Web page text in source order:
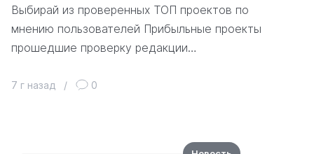
Выбирай из проверенных ТОП проектов по
мнению пользователей Прибыльные проекты
прошедшие проверку редакции…
7 г назад / 0